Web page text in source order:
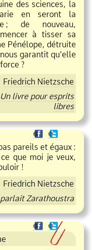
des sciences, la
en seront la
; de nouveau,
à tisser sa
Pénélope, détruite
garantit qu’elle
?
Friedrich Nietzsche
livre pour esprits
libres
❶ ❶
pareils et égaux :
que moi je veux,
!
Friedrich Nietzsche
Zarathoustra
❶ ❶